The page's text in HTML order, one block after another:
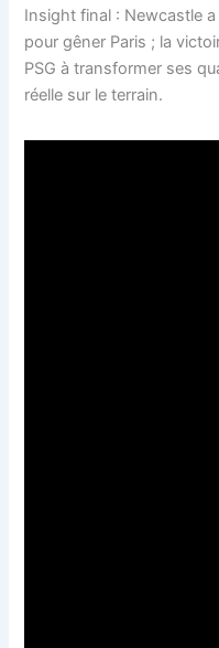
Insight final : Newcastle
pour gêner Paris ; la
PSG à transformer ses
réelle sur le terrain.